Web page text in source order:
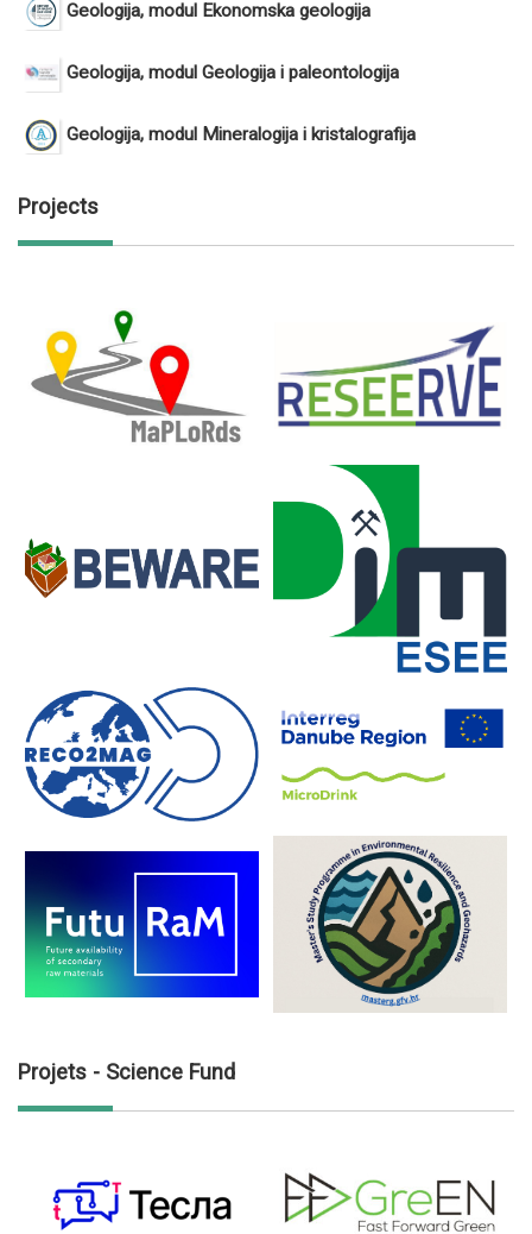
Geologija, modul Ekonomska geologija
Geologija, modul Geologija i paleontologija
Geologija, modul Mineralogija i kristalografija
Projects
Projets - Science Fund